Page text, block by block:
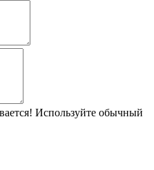
Используйте обычный